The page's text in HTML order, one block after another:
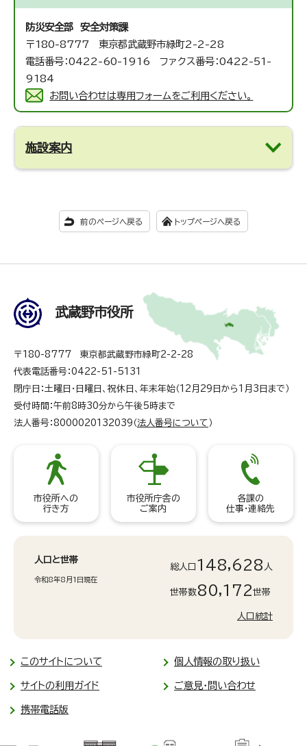
防災安全部 安全対策課
〒180-8777 東京都武蔵野市緑町2-2-28
電話番号：0422-60-1916 ファクス番号：0422-51-
9184
お問い合わせは専用フォームをご利用ください。
施設案内
前のページへ戻る トップページへ戻る
武蔵野市役所
〒180-8777 東京都武蔵野市緑町2-2-28
代表電話番号：0422-51-5131
閉庁日：土曜日・日曜日、祝休日、年末年始（12月29日から1月3日まで）
受付時間：午前8時30分から午後5時まで
法人番号：8000020132039（ 法人番号について ）
市役所への
行き方
市役所庁舎の
ご案内
各課の
仕事・連絡先
人口と世帯
令和8年8月1日現在
総人口 148,628 人
世帯数80,172世帯
人口統計
このサイトについて 個人情報の取り扱い
サイトの利用ガイド ご意見・問い合わせ
携帯電話版